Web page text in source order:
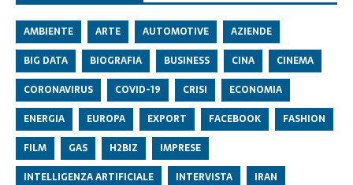
AMBIENTE ARTE AUTOMOTIVE
AZIENDE
BIG DATA
BIOGRAFIA BUSINESS CINA
CINEMA
CORONAVIRUS
COVID-19 CRISI
ECONOMIA
ENERGIA
EUROPA EXPORT FACEBOOK
FASHION
FILM
GAS H2BIZ
IMPRESE
INTELLIGENZA ARTIFICIALE
INTERVISTA IRAN